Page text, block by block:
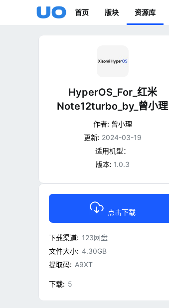
首页 版块 资源库
HyperOS_For_红米
Note12turbo_by_曾小理
作者: 曾小理
更新: 2024-03-19
适用机型：
版本: 1.0.3
点击下载
下载渠道
123网盘
文件大小 4.30GB
提取码
A9XT
下载 5